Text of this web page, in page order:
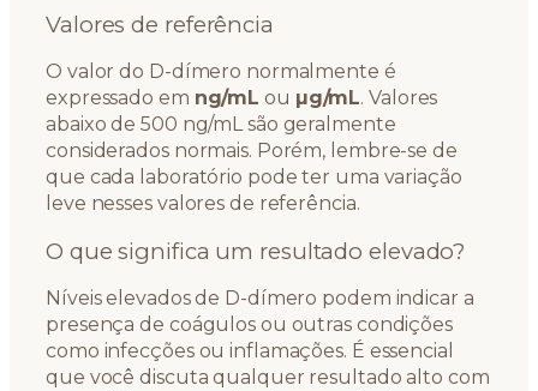
Valores de referência
O valor do D-dímero normalmente é
expressado em ng/mL ou µg/mL. Valores
abaixo de 500 ng/mL são geralmente
considerados normais. Porém, lembre-se de
que cada laboratório pode ter uma variação
leve nesses valores de referência.
O que significa um resultado elevado?
Níveis elevados de D-dímero podem indicar a
presença de coágulos ou outras condições
como infecções ou inflamações. É essencial
que você discuta qualquer resultado alto com